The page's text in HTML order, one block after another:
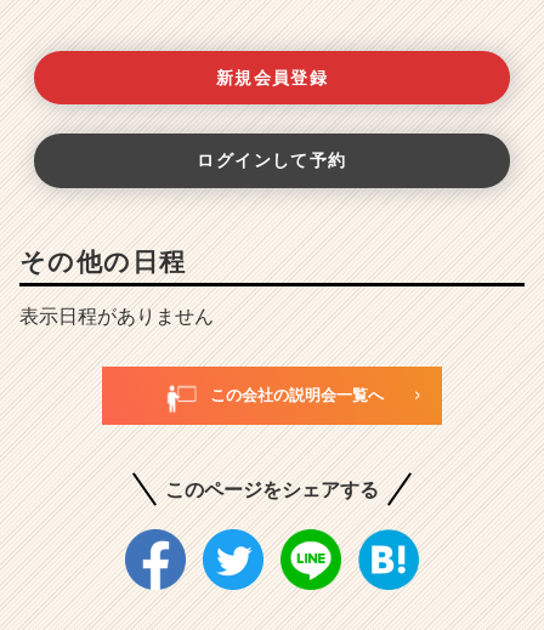
新規会員登録
ログインして予約
その他の日程
表示日程がありません
この会社の説明会一覧へ
このページをシェアする